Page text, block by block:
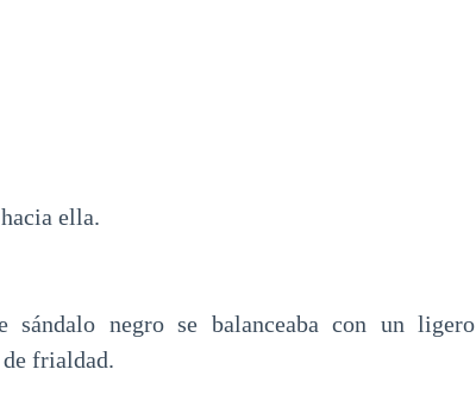
ella.
negro se balanceaba con un ligero
frialdad.